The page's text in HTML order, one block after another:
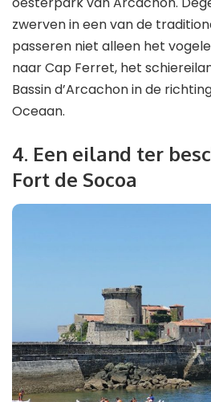
zwerven in een van de
passeren niet alleen het
naar Cap Ferret, het
Bassin d’Arcachon in de
Oceaan.
4. Een eiland ter
Fort de Socoa